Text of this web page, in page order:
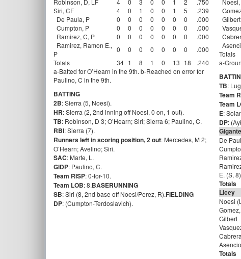
Robinson, D, LF
4 0 3 0 0 1 2
.750
Siri, CF
4 0 1 0 0 1 5
.239
De Paula, P
0 0 0 0 0 0 0
.000
Cumpton, P
0 0 0 0 0 0 0
.000
Ramirez, C, P
0 0 0 0 0 0 0
.000
Ramirez, Ramon E.,
P
0 0 0 0 0 0 0
.000
Totals
34 1 8 1 0 13 18
.240
a-Batted for O’Hearn in the 9th. b-Reached on error for
Paulino, C in the 9th.
BATTING
2B: Sierra (5, Noesi).
HR: Sierra (2, 2nd inning off Noesi, 0 on, 1 out).
TB: Robinson, D 3; O’Hearn; Siri; Sierra 6; Paulino, C.
RBI: Sierra (7).
Runners left in scoring position, 2 out: Mercedes, M 2;
O’Hearn; Avelino; Siri.
SAC: Marte, L.
GIDP: Paulino, C.
Team RISP: 0-for-10.
Team LOB: 8.BASERUNNING
SB: Siri (8, 2nd base off Noesi/Perez, R).FIELDING
DP: (Cumpton-Terdoslavich).
Totals
a-
TB:
Team
Team
E:
DP:
De
E. (S, 8)
Totals
Licey
Noesi
Gomez,
Gilbert
Totals